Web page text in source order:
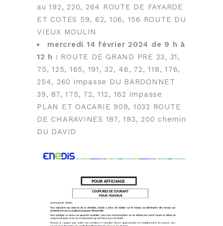
au 192, 220, 264 ROUTE DE FAYARDE
ET COTES 59, 62, 106, 156 ROUTE DU
VIEUX MOULIN
mercredi 14 février 2024 de 9 h à
12 h : ROUTE DE GRAND PRE 23, 31,
75, 125, 165, 191, 32, 46, 72, 118, 176,
254, 260 impasse DU BARDONNET
39, 87, 175, 72, 112, 162 impasse
PLAN ET OACARIE 909, 1032 ROUTE
DE CHARAVINES 187, 193, 200 chemin
DU DAVID